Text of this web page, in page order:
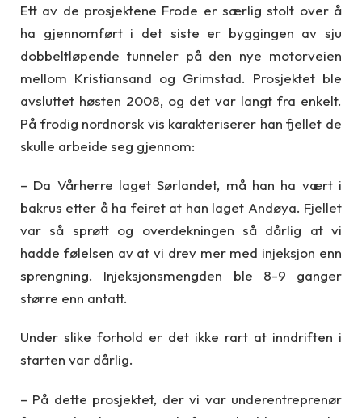
Ett av de prosjektene Frode er særlig stolt over å
ha gjennomført i det siste er byggingen av sju
dobbeltløpende tunneler på den nye motorveien
mellom Kristiansand og Grimstad. Prosjektet ble
avsluttet høsten 2008, og det var langt fra enkelt.
På frodig nordnorsk vis karakteriserer han fjellet de
skulle arbeide seg gjennom:
– Da Vårherre laget Sørlandet, må han ha vært i
bakrus etter å ha feiret at han laget Andøya. Fjellet
var så sprøtt og overdekningen så dårlig at vi
hadde følelsen av at vi drev mer med injeksjon enn
sprengning. Injeksjonsmengden ble 8-9 ganger
større enn antatt.
Under slike forhold er det ikke rart at inndriften i
starten var dårlig.
– På dette prosjektet, der vi var underentreprenør